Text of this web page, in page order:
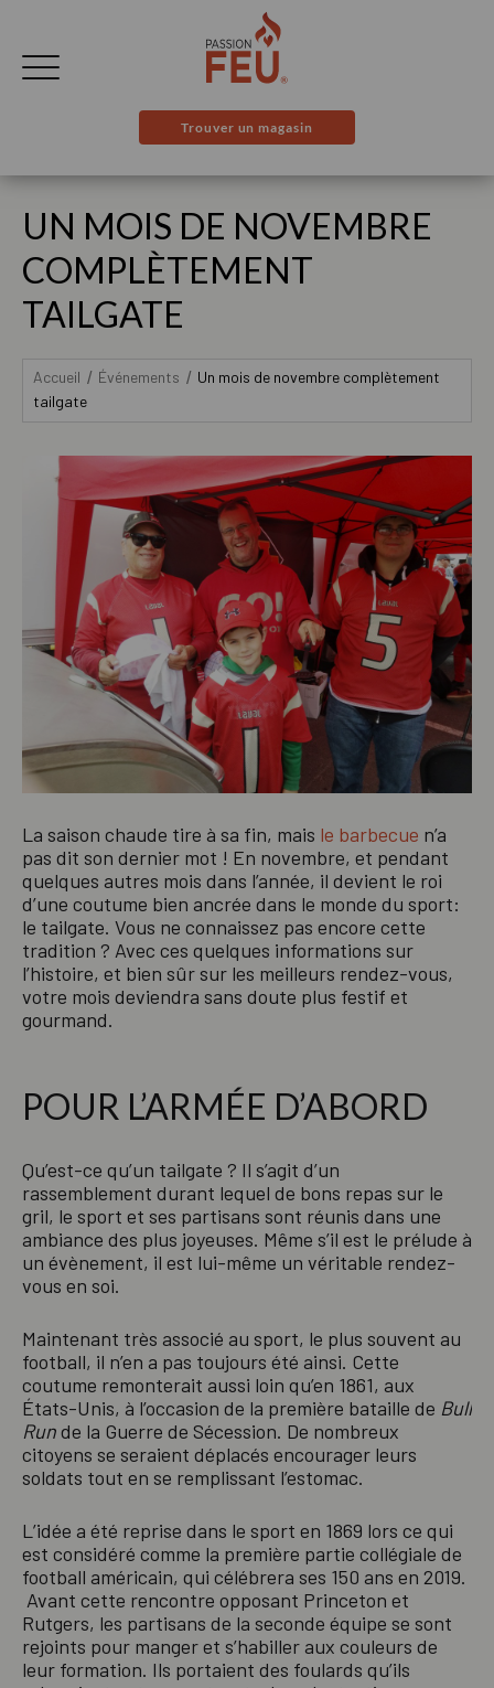
Trouver un magasin
UN MOIS DE NOVEMBRE
COMPLÈTEMENT
TAILGATE
Accueil Événements
Un mois de novembre complètement
tailgate
La saison chaude tire à sa fin, mais le barbecue n’a
pas dit son dernier mot ! En novembre, et pendant
quelques autres mois dans l’année, il devient le roi
d’une coutume bien ancrée dans le monde du sport:
le tailgate. Vous ne connaissez pas encore cette
tradition ? Avec ces quelques informations sur
l’histoire, et bien sûr sur les meilleurs rendez-vous,
votre mois deviendra sans doute plus festif et
gourmand.
POUR L’ARMÉE D’ABORD
Qu’est-ce qu’un tailgate ? Il s’agit d’un
rassemblement durant lequel de bons repas sur le
gril, le sport et ses partisans sont réunis dans une
ambiance des plus joyeuses. Même s’il est le prélude à
un évènement, il est lui-même un véritable rendez-
vous en soi.
Maintenant très associé au sport, le plus souvent au
football, il n’en a pas toujours été ainsi. Cette
coutume remonterait aussi loin qu’en 1861, aux
États-Unis, à l’occasion de la première bataille de Bull
Runde la Guerre de Sécession. De nombreux
citoyens se seraient déplacés encourager leurs
soldats tout en se remplissant l’estomac.
L’idée a été reprise dans le sport en 1869 lors ce qui
est considéré comme la première partie collégiale de
football américain, qui célébrera ses 150 ans en 2019.
Avant cette rencontre opposant Princeton et
Rutgers, les partisans de la seconde équipe se sont
rejoints pour manger et s’habiller aux couleurs de
leur formation. Ils portaient des foulards qu’ils